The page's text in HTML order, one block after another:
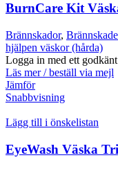
BurnCare Kit
Brännskador,
hjälpen väskor (hårda)
Logga in med ett
Läs mer / beställ via mejl
Jämför
Snabbvisning
Lägg till i önskelistan
EyeWash Väska